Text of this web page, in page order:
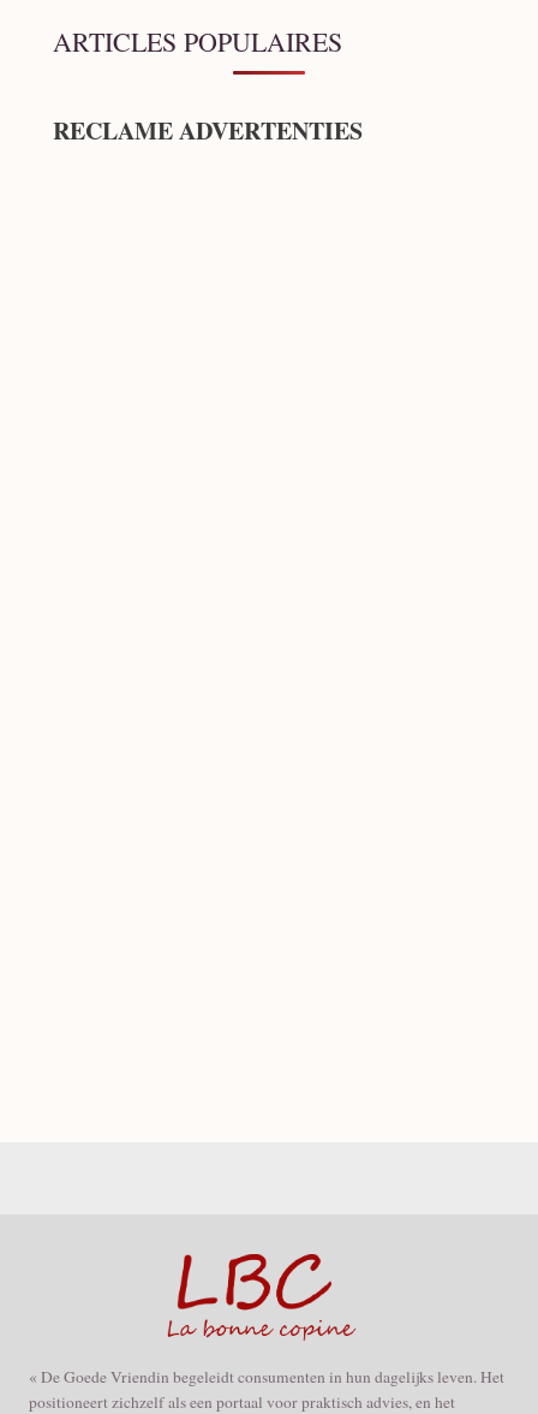
ARTICLES POPULAIRES
RECLAME ADVERTENTIES
« De Goede Vriendin begeleidt consumenten in hun dagelijks leven. Het
positioneert zichzelf als een portaal voor praktisch advies, en het